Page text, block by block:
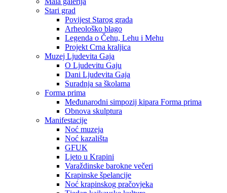
Stari grad
Povijest Starog grada
Arheološko blago
Legenda o Čehu, Lehu i Mehu
Projekt Crna kraljica
Muzej Ljudevita Gaja
O Ljudevitu Gaju
Dani Ljudevita Gaja
Suradnja sa školama
Forma prima
Međunarodni simpozij kipara Forma prima
Obnova skulptura
Manifestacije
Noć muzeja
Noć kazališta
GFUK
Ljeto u Krapini
Varaždinske barokne večeri
Krapinske špelancije
Noć krapinskog pračovjeka